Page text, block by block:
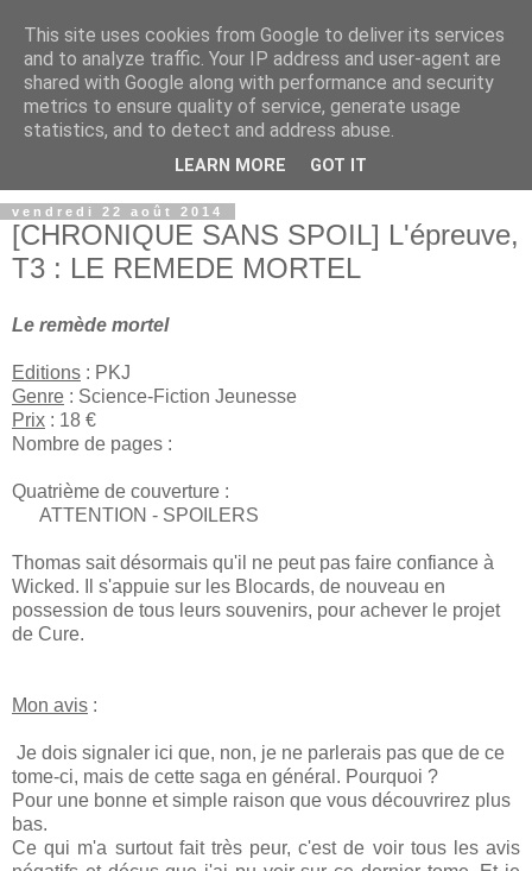
vendredi 22 août 2014
[CHRONIQUE SANS SPOIL] L'épreuve,
T3 : LE REMEDE MORTEL
Le remède mortel
Editions : PKJ
Genre : Science-Fiction Jeunesse
Prix : 18 €
Nombre de pages :
Quatrième de couverture :
ATTENTION - SPOILERS
Thomas sait désormais qu'il ne peut pas faire confiance à
Wicked. Il s'appuie sur les Blocards, de nouveau en
possession de tous leurs souvenirs, pour achever le projet
de Cure.
Mon avis :
Je dois signaler ici que, non, je ne parlerais pas que de ce
tome-ci, mais de cette saga en général. Pourquoi ?
Pour une bonne et simple raison que vous découvrirez plus
bas.
Ce qui m'a surtout fait très peur, c'est de voir tous les avis
This site uses cookies from Google to deliver its services
and to analyze traffic. Your IP address and user-agent are
shared with Google along with performance and security
metrics to ensure quality of service, generate usage
statistics, and to detect and address abuse.
LEARN MORE GOT IT